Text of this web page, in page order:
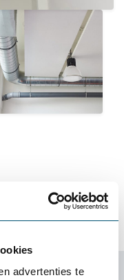
advertenties te
zich – net als